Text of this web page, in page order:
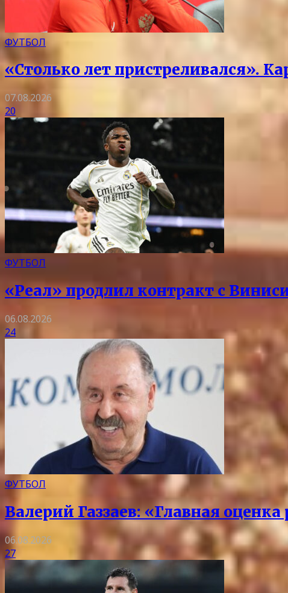
ФУТБОЛ
«Столько лет пристреливался».
07.08.2026
20
ФУТБОЛ
«Реал» продлил контракт с
06.08.2026
24
ФУТБОЛ
Валерий Газзаев: «Главная
06.08.2026
27